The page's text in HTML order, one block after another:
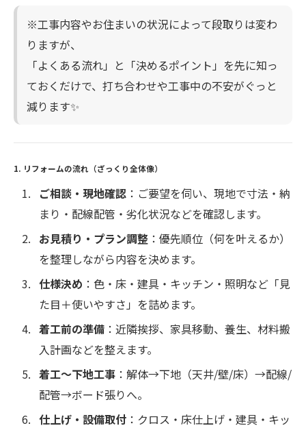
※工事内容やお住まいの状況によって段取りは変わ
りますが、
「よくある流れ」と「決めるポイント」を先に知っ
ておくだけで、打ち合わせや工事中の不安がぐっと
減ります✨
1. リフォームの流れ（ざっくり全体像）
ご相談・現地確認：ご要望を伺い、現地で寸法・納
まり・配線配管・劣化状況などを確認します。
お見積り・プラン調整：優先順位（何を叶えるか）
を整理しながら内容を決めます。
仕様決め ：色・床・建具・キッチン・照明など「見
た目＋使いやすさ」を詰めます。
着工前の準備：近隣挨拶、家具移動、養生、材料搬
入計画などを整えます。
着工〜下地工事：解体→下地（天井/壁/床）→配線/
配管→ボード張りへ。
仕上げ・設備取付：クロス・床仕上げ・建具・キッ